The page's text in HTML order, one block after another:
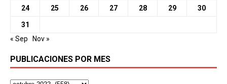
24 25 26 27 28 29 30
31
« Sep
Nov »
PUBLICACIONES POR MES